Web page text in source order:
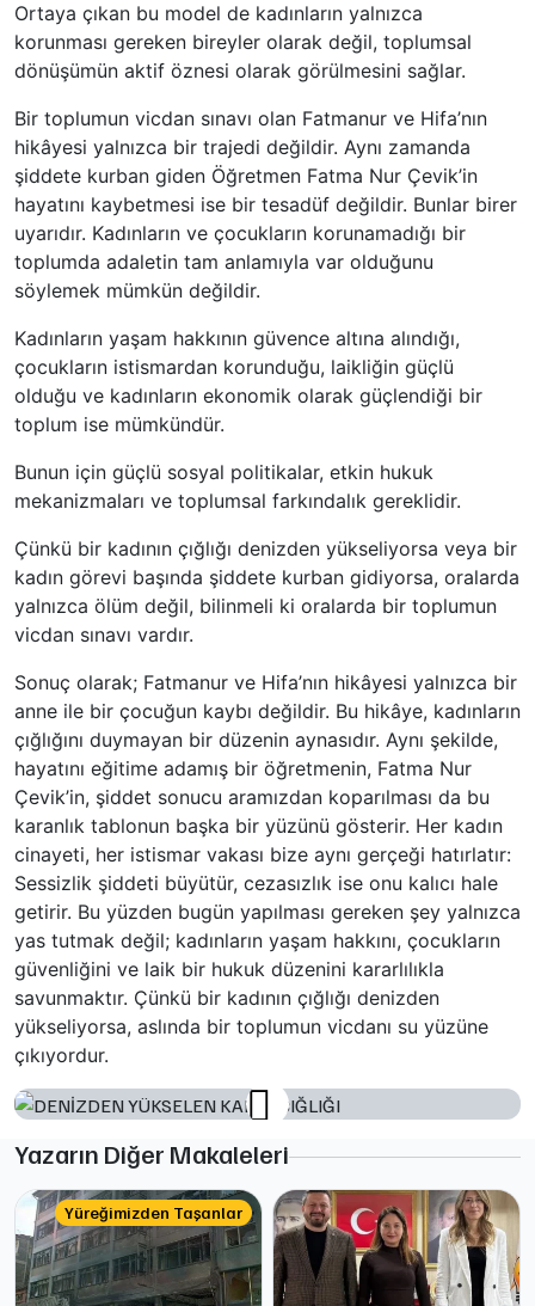
Ortaya çıkan bu model de kadınların yalnızca
korunması gereken bireyler olarak değil, toplumsal
dönüşümün aktif öznesi olarak görülmesini sağlar.
Bir toplumun vicdan sınavı olan Fatmanur ve Hifa’nın
hikâyesi yalnızca bir trajedi değildir. Aynı zamanda
şiddete kurban giden Öğretmen Fatma Nur Çevik’in
hayatını kaybetmesi ise bir tesadüf değildir. Bunlar birer
uyarıdır. Kadınların ve çocukların korunamadığı bir
toplumda adaletin tam anlamıyla var olduğunu
söylemek mümkün değildir.
Kadınların yaşam hakkının güvence altına alındığı,
çocukların istismardan korunduğu, laikliğin güçlü
olduğu ve kadınların ekonomik olarak güçlendiği bir
toplum ise mümkündür.
Bunun için güçlü sosyal politikalar, etkin hukuk
mekanizmaları ve toplumsal farkındalık gereklidir.
Çünkü bir kadının çığlığı denizden yükseliyorsa veya bir
kadın görevi başında şiddete kurban gidiyorsa, oralarda
yalnızca ölüm değil, bilinmeli ki oralarda bir toplumun
vicdan sınavı vardır.
Sonuç olarak; Fatmanur ve Hifa’nın hikâyesi yalnızca bir
anne ile bir çocuğun kaybı değildir. Bu hikâye, kadınların
çığlığını duymayan bir düzenin aynasıdır. Aynı şekilde,
hayatını eğitime adamış bir öğretmenin, Fatma Nur
Çevik’in, şiddet sonucu aramızdan koparılması da bu
karanlık tablonun başka bir yüzünü gösterir. Her kadın
cinayeti, her istismar vakası bize aynı gerçeği hatırlatır:
Sessizlik şiddeti büyütür, cezasızlık ise onu kalıcı hale
getirir. Bu yüzden bugün yapılması gereken şey yalnızca
yas tutmak değil; kadınların yaşam hakkını, çocukların
güvenliğini ve laik bir hukuk düzenini kararlılıkla
savunmaktır. Çünkü bir kadının çığlığı denizden
yükseliyorsa, aslında bir toplumun vicdanı su yüzüne
çıkıyordur.
Yazarın Diğer Makaleleri
Yüreğimizden Taşanlar